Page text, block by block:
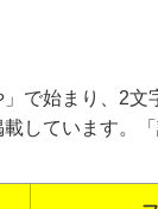
で始まり、2
しています。